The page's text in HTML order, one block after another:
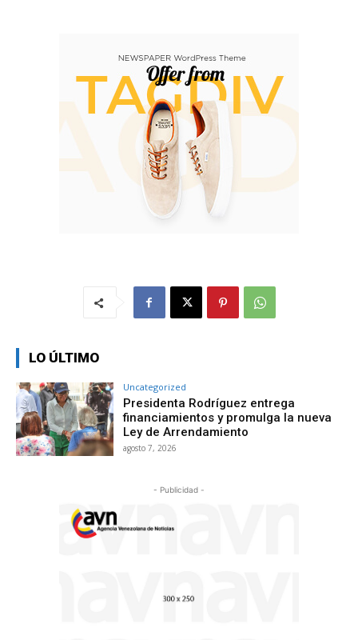
LO ÚLTIMO
Uncategorized
Presidenta Rodríguez entrega
financiamientos y promulga la nueva
Ley de Arrendamiento
agosto 7, 2026
- Publicidad -